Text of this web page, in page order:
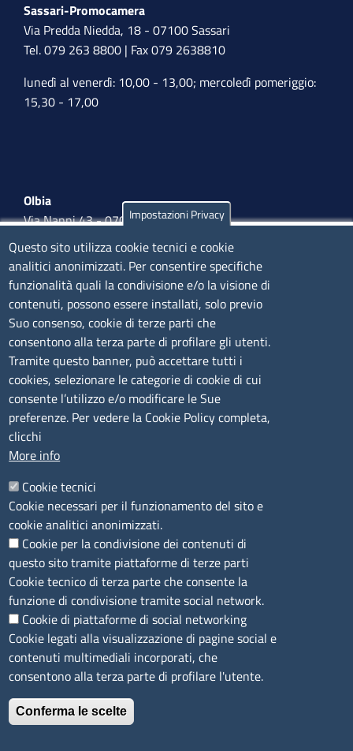
Sassari-Promocamera
Via Predda Niedda, 18 - 07100 Sassari
Tel. 079 263 8800 | Fax 079 2638810
lunedì al venerdì: 10,00 - 13,00; mercoledì pomeriggio:
15,30 - 17,00
Olbia
Via Nanni 43 - 07026 Olbia
Tel. 0789 66122 | 0789 69580
mail: ufficio.olbia@ss.camcom.it
lunedì al venerdì: 9,00 - 12,00; lunedì pomeriggio: 16,00
- 17,00
CONTATTI
Camera di Commercio, Industria, Artigianato e
Agricoltura di Sassari
PEC
P.IVA01047570906
Codice Fiscale
Codice Univoco per le fatture elettroniche: UFPXFS
LINK UTILI
Segnalazione di illecito
Amministrazione Trasparente
Accesso riservato
Dichiarazione di accessibilità
Mappa del sito
Impostazioni Privacy
Questo sito utilizza cookie tecnici e cookie
analitici anonimizzati. Per consentire specifiche
funzionalità quali la condivisione e/o la visione di
contenuti, possono essere installati, solo previo
Suo consenso, cookie di terze parti che
consentono alla terza parte di profilare gli utenti.
Tramite questo banner, può accettare tutti i
cookies, selezionare le categorie di cookie di cui
consente l’utilizzo e/o modificare le Sue
preferenze. Per vedere la Cookie Policy completa,
clicchi
More info
Cookie tecnici
Cookie necessari per il funzionamento del sito e
cookie analitici anonimizzati.
Cookie per la condivisione dei contenuti di
questo sito tramite piattaforme di terze parti
Cookie tecnico di terza parte che consente la
funzione di condivisione tramite social network.
Cookie di piattaforme di social networking
Cookie legati alla visualizzazione di pagine social e
contenuti multimediali incorporati, che
consentono alla terza parte di profilare l'utente.
Conferma le scelte